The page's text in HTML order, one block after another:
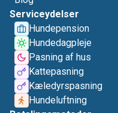
Serviceydelser
Hundepension
Hundedagpleje
Pasning af hus
Kattepasning
Kæledyrspasning
Hundeluftning